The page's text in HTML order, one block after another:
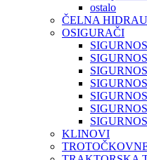
ostalo
ČELNA
OSIGURAČI
KLINOVI